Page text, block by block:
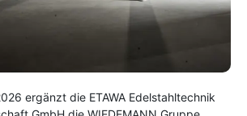
ergänzt die ETAWA Edelstahltechnik